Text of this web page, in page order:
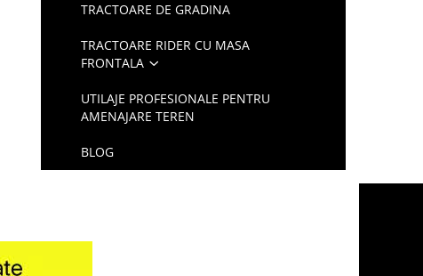
TRACTOARE DE GRADINA
TRACTOARE RIDER CU MASA
FRONTALA
UTILAJE PROFESIONALE PENTRU
AMENAJARE TEREN
BLOG